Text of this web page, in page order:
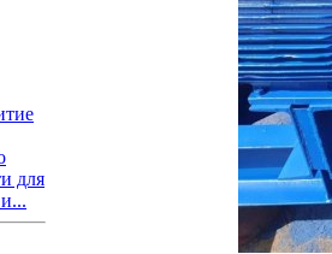
для